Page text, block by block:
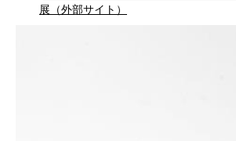
展（外部サイト）